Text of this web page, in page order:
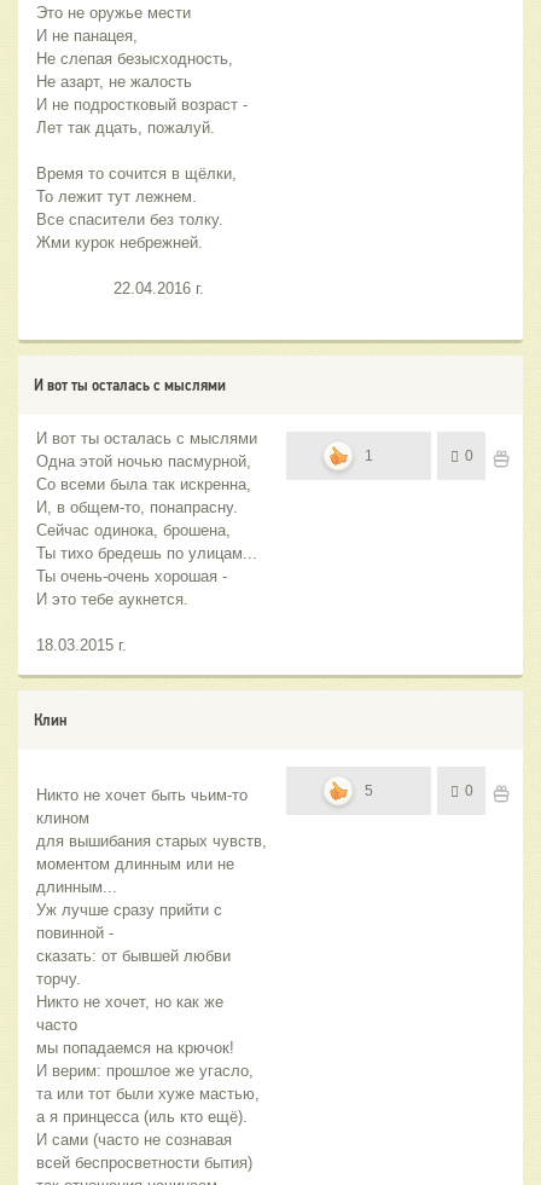
Это не оружье мести
И не панацея,
Не слепая безысходность,
Не азарт, не жалость
И не подростковый возраст -
Лет так дцать, пожалуй.
Время то сочится в щёлки,
То лежит тут лежнем.
Все спасители без толку.
Жми курок небрежней.
                22.04.2016 г.
И вот ты осталась с мыслями
И вот ты осталась с мыслями
Одна этой ночью пасмурной,
Со всеми была так искренна,
И, в общем-то, понапрасну.
Сейчас одинока, брошена,
Ты тихо бредешь по улицам...
Ты очень-очень хорошая -
И это тебе аукнется.
18.03.2015 г.
1 0
Клин
Никто не хочет быть чьим-то
клином
для вышибания старых чувств,
моментом длинным или не
длинным...
Уж лучше сразу прийти с
повинной -
сказать: от бывшей любви
торчу.
Никто не хочет, но как же
часто
мы попадаемся на крючок!
И верим: прошлое же угасло,
та или тот были хуже мастью,
а я принцесса (иль кто ещё).
И сами (часто не сознавая
всей беспросветности бытия)
5 0